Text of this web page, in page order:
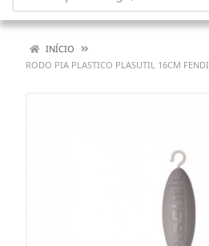
INÍCIO
RODO PIA PLASTICO PLASUTIL 16CM FENDI